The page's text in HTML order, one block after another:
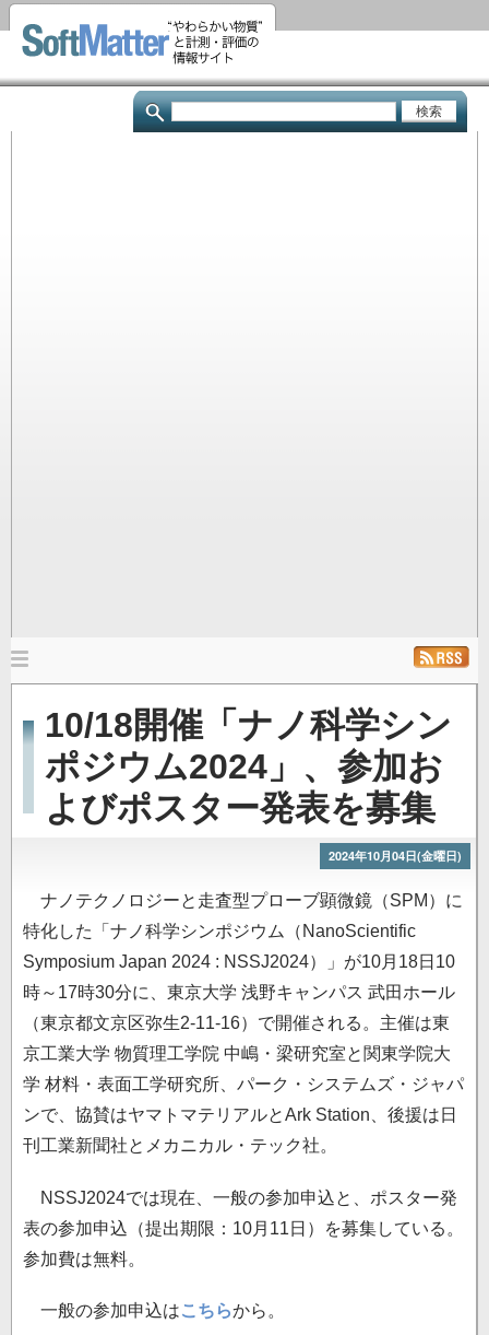
イ
コ
ン
テ
メ
ン
ナ
10/18開催「ナノ科学シン
ポジウム2024」、参加お
よびポスター発表を募集
2024年10月04日(金曜日)
ナノテクノロジーと走査型プローブ顕微鏡（SPM）に
特化した「ナノ科学シンポジウム（NanoScientific
Symposium Japan 2024 : NSSJ2024）」が10月18日10
時～17時30分に、東京大学 浅野キャンパス 武田ホール
（東京都文京区弥生2-11-16）で開催される。主催は東
京工業大学 物質理工学院 中嶋・梁研究室と関東学院大
学 材料・表面工学研究所、パーク・システムズ・ジャパ
ンで、協賛はヤマトマテリアルとArk Station、後援は日
刊工業新聞社とメカニカル・テック社。
NSSJ2024では現在、一般の参加申込と、ポスター発
表の参加申込（提出期限：10月11日）を募集している。
参加費は無料。
一般の参加申込はこちらから。